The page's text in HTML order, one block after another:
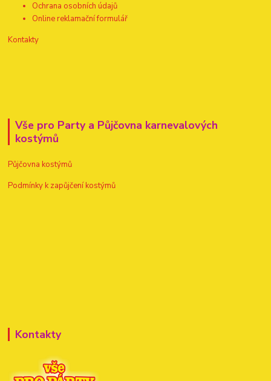
Ochrana osobních údajů
Online reklamační formulář
Kontakty
Vše pro Party a Půjčovna karnevalových
kostýmů
Půjčovna kostýmů
Podmínky k zapůjčení kostýmů
Kontakty